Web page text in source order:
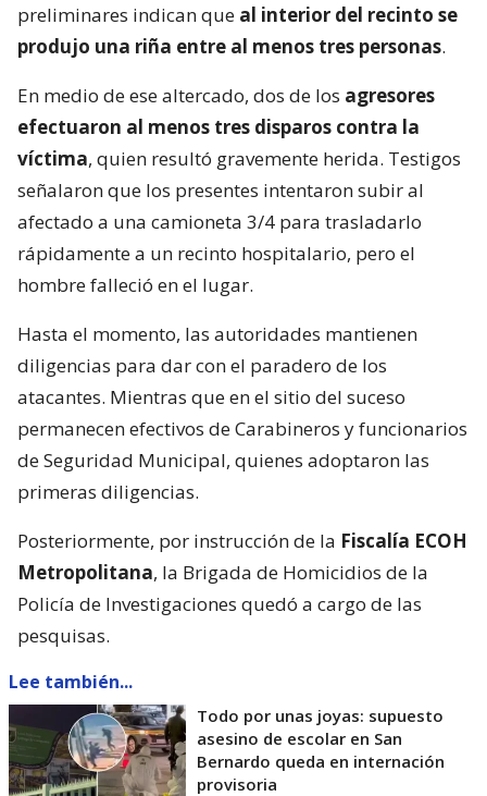
preliminares indican que al interior del recinto se
produjo una riña entre al menos tres personas.
En medio de ese altercado, dos de los agresores
efectuaron al menos tres disparos contra la
víctima, quien resultó gravemente herida. Testigos
señalaron que los presentes intentaron subir al
afectado a una camioneta 3/4 para trasladarlo
rápidamente a un recinto hospitalario, pero el
hombre falleció en el lugar.
Hasta el momento, las autoridades mantienen
diligencias para dar con el paradero de los
atacantes. Mientras que en el sitio del suceso
permanecen efectivos de Carabineros y funcionarios
de Seguridad Municipal, quienes adoptaron las
primeras diligencias.
Posteriormente, por instrucción de la Fiscalía ECOH
Metropolitana, la Brigada de Homicidios de la
Policía de Investigaciones quedó a cargo de las
pesquisas.
Lee también...
Todo por unas joyas: supuesto
asesino de escolar en San
Bernardo queda en internación
provisoria